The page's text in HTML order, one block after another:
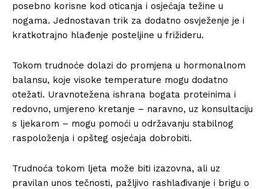
posebno korisne kod oticanja i osjećaja težine u
nogama. Jednostavan trik za dodatno osvježenje je i
kratkotrajno hlađenje posteljine u frižideru.
Tokom trudnoće dolazi do promjena u hormonalnom
balansu, koje visoke temperature mogu dodatno
otežati. Uravnotežena ishrana bogata proteinima i
redovno, umjereno kretanje – naravno, uz konsultaciju
s ljekarom – mogu pomoći u održavanju stabilnog
raspoloženja i opšteg osjećaja dobrobiti.
Trudnoća tokom ljeta može biti izazovna, ali uz
pravilan unos tečnosti, pažljivo rashlađivanje i brigu o